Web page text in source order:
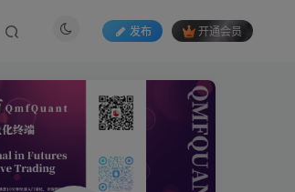
发布 开通会员